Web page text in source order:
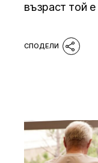
възраст той